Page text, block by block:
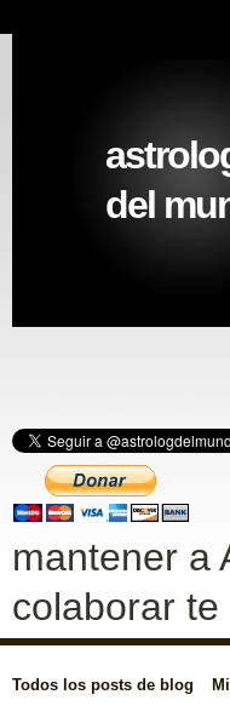
del
mantener a
colaborar
Todos los posts de blog